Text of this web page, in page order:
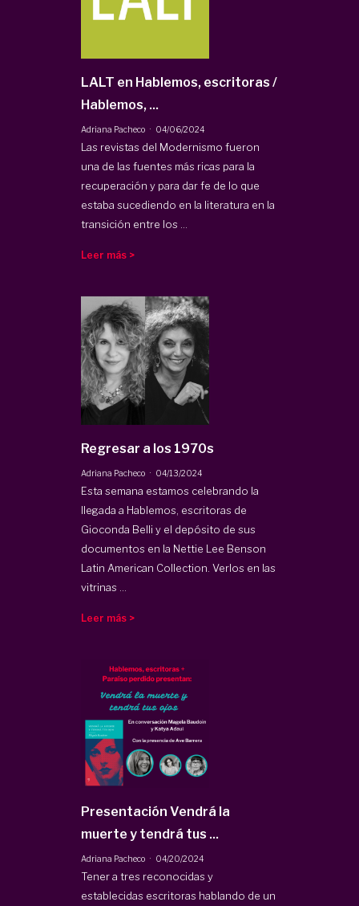
LALT en Hablemos, escritoras /
Hablemos, ...
Adriana Pacheco · 04/06/2024
Las revistas del Modernismo fueron
una de las fuentes más ricas para la
recuperación y para dar fe de lo que
estaba sucediendo en la literatura en la
transición entre los ...
Leer más >
Regresar a los 1970s
Adriana Pacheco · 04/13/2024
Esta semana estamos celebrando la
llegada a Hablemos, escritoras de
Gioconda Belli y el depósito de sus
documentos en la Nettie Lee Benson
Latin American Collection. Verlos en las
vitrinas ...
Leer más >
Presentación Vendrá la
muerte y tendrá tus ...
Adriana Pacheco · 04/20/2024
Tener a tres reconocidas y
establecidas escritoras hablando de un